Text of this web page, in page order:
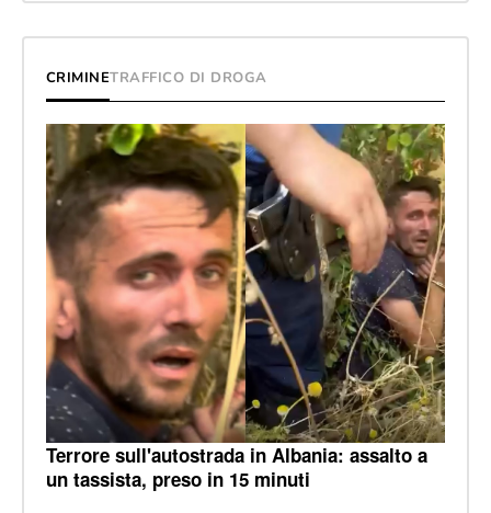
CRIMINETRAFFICO DI DROGA
Terrore sull'autostrada in Albania: assalto a
un tassista, preso in 15 minuti